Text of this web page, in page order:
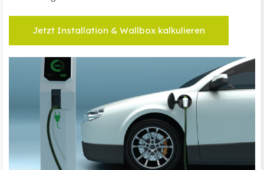
Jetzt Installation & Wallbox kalkulieren